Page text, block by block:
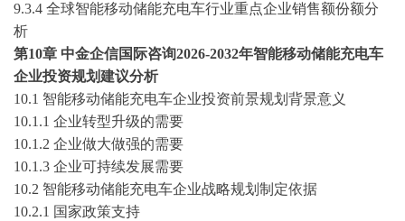
9.3.4 全球智能移动储能充电车行业重点企业销售额份额分
析
第10章 中金企信国际咨询2026-2032年智能移动储能充电车
企业投资规划建议分析
10.1 智能移动储能充电车企业投资前景规划背景意义
10.1.1 企业转型升级的需要
10.1.2 企业做大做强的需要
10.1.3 企业可持续发展需要
10.2 智能移动储能充电车企业战略规划制定依据
10.2.1 国家政策支持